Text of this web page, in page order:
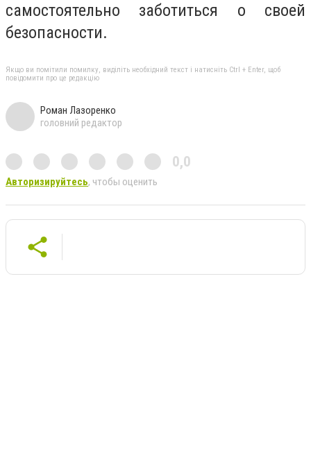
самостоятельно заботиться о своей
безопасности.
Якщо ви помітили помилку, виділіть необхідний текст і натисніть Ctrl + Enter, щоб
повідомити про це редакцію
Роман Лазоренко
головний редактор
0,0
Авторизируйтесь, чтобы оценить